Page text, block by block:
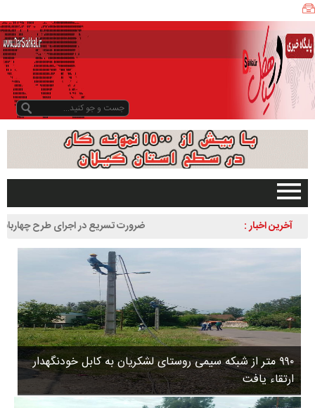
صفحه اصلی
دیلمان
روستاها
ورزشی
سیاسی
چندرسانه ای
آخرین اخبار :
ضرورت تسریع در اجرای طرح چهاربانده
لاهیجان به سیاهکل
۹۹۰ متر از شبکه سیمی روستای لشکریان به کابل خودنگهدار
ارتقاء یافت
ا
ه
ک
ل
ز
و
د
و
د
س
۱
۳
۵
۸
ب
ا